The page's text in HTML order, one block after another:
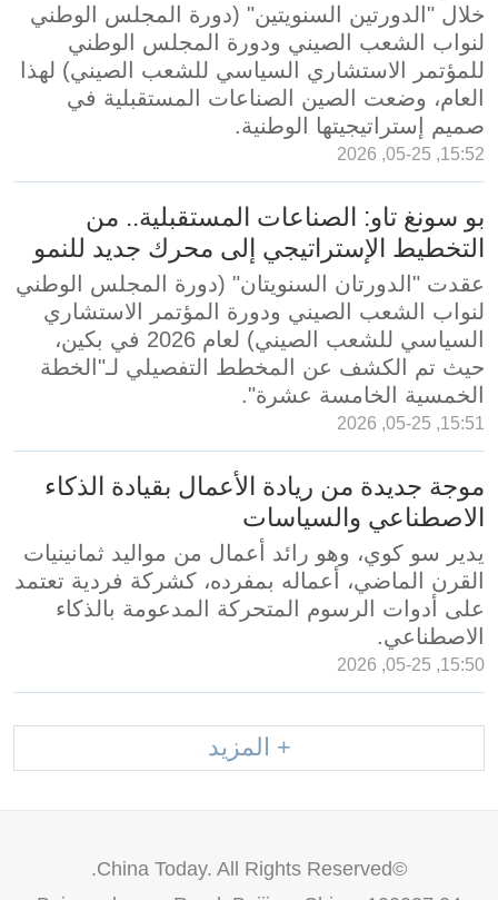
خلال "الدورتين السنويتين" (دورة المجلس الوطني
لنواب الشعب الصيني ودورة المجلس الوطني
للمؤتمر الاستشاري السياسي للشعب الصيني) لهذا
العام، وضعت الصين الصناعات المستقبلية في
صميم إستراتيجيتها الوطنية.
15:52, 05-25, 2026
بو سونغ تاو: الصناعات المستقبلية.. من
التخطيط الإستراتيجي إلى محرك جديد للنمو
عقدت "الدورتان السنويتان" (دورة المجلس الوطني
لنواب الشعب الصيني ودورة المؤتمر الاستشاري
السياسي للشعب الصيني) لعام 2026 في بكين،
حيث تم الكشف عن المخطط التفصيلي لـ"الخطة
الخمسية الخامسة عشرة".
15:51, 05-25, 2026
موجة جديدة من ريادة الأعمال بقيادة الذكاء
الاصطناعي والسياسات
يدير سو كوي، وهو رائد أعمال من مواليد ثمانينيات
القرن الماضي، أعماله بمفرده، كشركة فردية تعتمد
على أدوات الرسوم المتحركة المدعومة بالذكاء
الاصطناعي.
15:50, 05-25, 2026
+ المزيد
©China Today. All Rights Reserved.